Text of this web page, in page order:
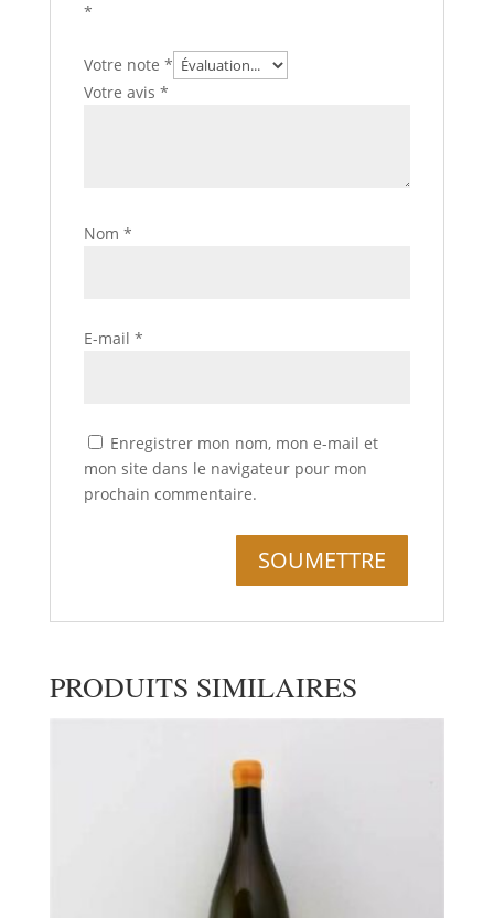
*
Votre note *
Votre avis *
Nom *
E-mail *
Enregistrer mon nom, mon e-mail et
mon site dans le navigateur pour mon
prochain commentaire.
PRODUITS SIMILAIRES